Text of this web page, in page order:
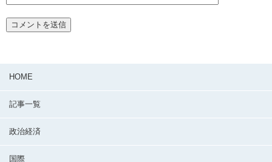
HOME
記事一覧
政治経済
国際